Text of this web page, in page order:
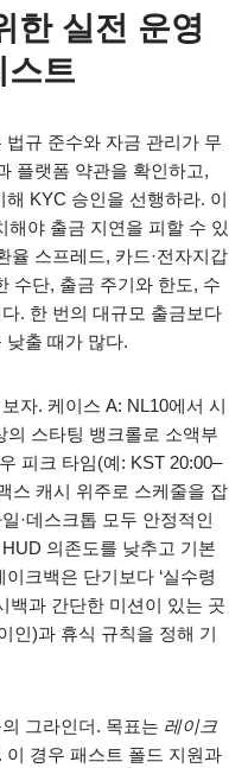
한 실전 운영
스트
법규 준수와 자금 관리가 무
플랫폼 약관을 확인하고,
KYC 승인을 선행하라. 이
해야 출금 지연을 피할 수 있
율 스프레드, 카드·전자지갑
수단, 출금 주기와 한도, 수
. 한 번의 대규모 출금보다
낮출 때가 많다.
자. 케이스 A: NL10에서 시
의 스타팅 뱅크롤로 소액부
피크 타임(예: KST 20:00–
스 캐시 위주로 스케줄을 잡
·데스크톱 모두 안정적인
의존도를 낮추고 기본
크백은 단기보다 ‘실수령
백과 간단한 미션이 있는 곳
인)과 휴식 규칙을 정해 기
그라인더. 목표는 레이크
경우 패스트 폴드 지원과